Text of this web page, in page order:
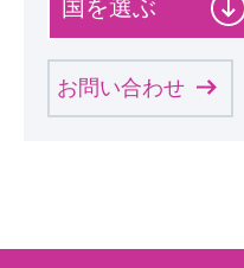
テ
ゴ
リ
ー
を
く
お問い合わせ